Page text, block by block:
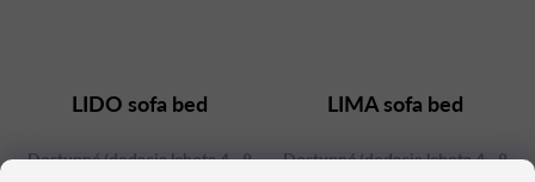
LIDO sofa bed
Dostupné (dodacia lehota 4 - 8
LIMA sofa bed
Dostupné (dodacia lehota 4 - 8